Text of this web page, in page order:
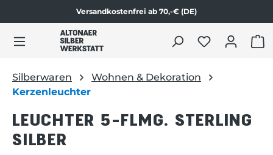
Zum Produktinhalt springen
Versandkostenfrei ab 70,-€ (DE)
Silberwaren
Wohnen & Dekoration
Kerzenleuchter
LEUCHTER 5-FLMG. STERLING
SILBER